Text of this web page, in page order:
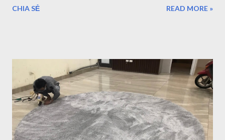
du lịch nhưng thực sự vẫn chưa thể đi và khám phá hết vùng
động với bãi trước, bãi sau của Vũng Tàu...Dịch vụ ăn uống
nghỉ ngơi, tắm nước nóng ở Bình Châu hay chỗ nghỉ ngơi rất
nhiều ở Vũng Tàu. Thảm trang trí cho khách hàng tại
Homestead Vũng Tàu Hiện tại Thảm Đẹp Sài Gòn chưa có
Showroom tại Vũng Tàu nhưng các bạn có thể đặt hàng trực
CHIA SẺ READ MORE »